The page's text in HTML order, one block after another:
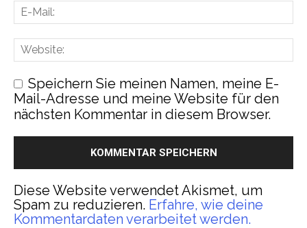
Speichern Sie meinen Namen, meine E-
Mail-Adresse und meine Website für den
nächsten Kommentar in diesem Browser.
Diese Website verwendet Akismet, um
Spam zu reduzieren. Erfahre, wie deine
Kommentardaten verarbeitet werden.